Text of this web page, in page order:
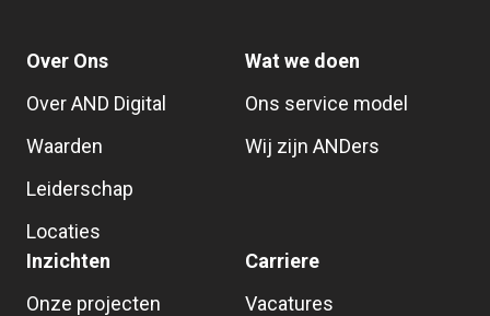
Over Ons
Over AND Digital
Waarden
Leiderschap
Locaties
Wat we doen
Ons service model
Wij zijn ANDers
Inzichten
Onze projecten
Carriere
Vacatures